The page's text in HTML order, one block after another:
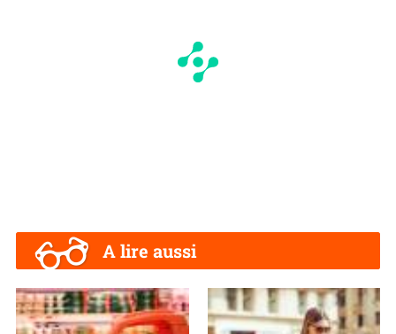
A lire aussi